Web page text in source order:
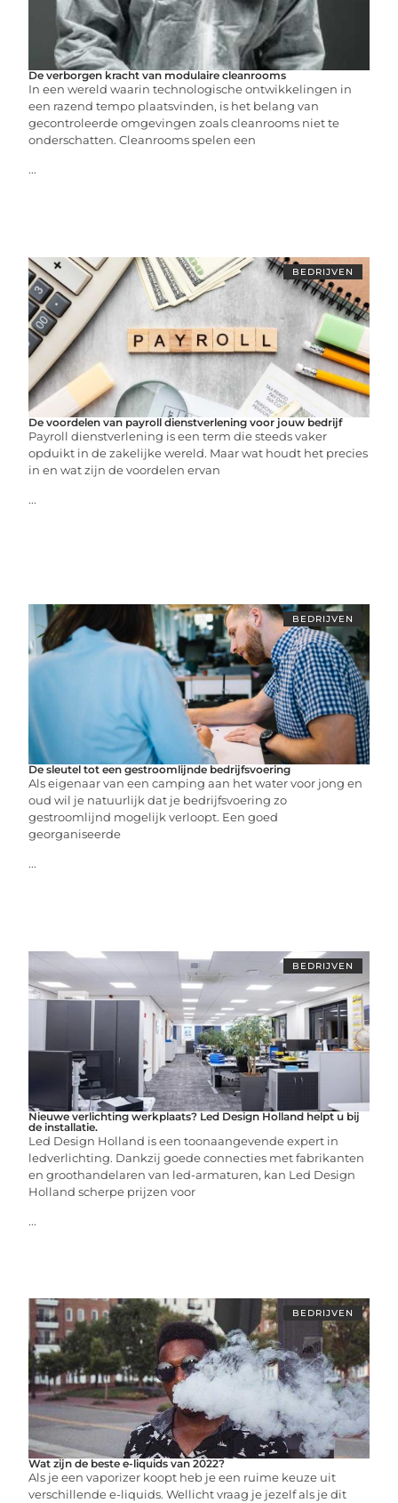
De verborgen kracht van modulaire cleanrooms
In een wereld waarin technologische ontwikkelingen in
een razend tempo plaatsvinden, is het belang van
gecontroleerde omgevingen zoals cleanrooms niet te
onderschatten. Cleanrooms spelen een
...
BEDRIJVEN
De voordelen van payroll dienstverlening voor jouw bedrijf
Payroll dienstverlening is een term die steeds vaker
opduikt in de zakelijke wereld. Maar wat houdt het precies
in en wat zijn de voordelen ervan
...
BEDRIJVEN
De sleutel tot een gestroomlijnde bedrijfsvoering
Als eigenaar van een camping aan het water voor jong en
oud wil je natuurlijk dat je bedrijfsvoering zo
gestroomlijnd mogelijk verloopt. Een goed
georganiseerde
...
BEDRIJVEN
Nieuwe verlichting werkplaats? Led Design Holland helpt u bij
de installatie.
Led Design Holland is een toonaangevende expert in
ledverlichting. Dankzij goede connecties met fabrikanten
en groothandelaren van led-armaturen, kan Led Design
Holland scherpe prijzen voor
...
BEDRIJVEN
Wat zijn de beste e-liquids van 2022?
Als je een vaporizer koopt heb je een ruime keuze uit
verschillende e-liquids. Wellicht vraag je jezelf als je dit